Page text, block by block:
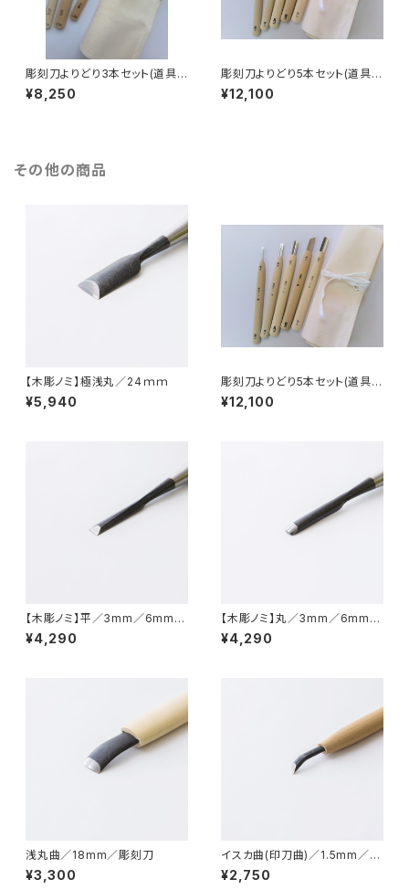
彫刻刀よりどり3本セット(道具
袋付)
¥8,250
彫刻刀よりどり5本セット(道具袋
付)
¥12,100
その他の商品
【木彫ノミ】極浅丸／24ｍｍ
¥5,940
彫刻刀よりどり5本セット(道具袋
付)
¥12,100
【木彫ノミ】平／3mm／6mm／
9mm
¥4,290
【木彫ノミ】丸／3mm／6mm／
9mm
¥4,290
浅丸曲／18mm／彫刻刀
¥3,300
イスカ曲(印刀曲)／1.5mm／3
mm／4.5mm／6mm／9mm
／彫刻刀
¥2,750